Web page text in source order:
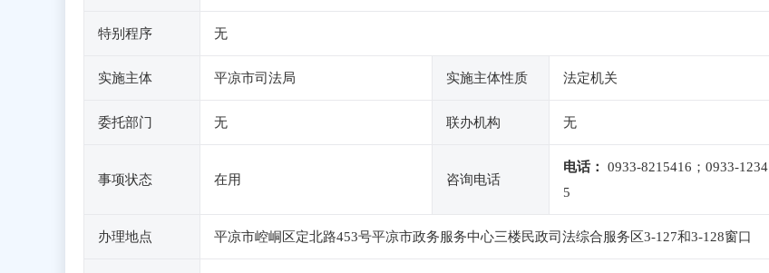
特别程序 无
实施主体 平凉市司法局 实施主体性质 法定机关
委托部门 无 联办机构 无
事项状态 在用 咨询电话
电话：
0933-8215416；0933-1234
5
办理地点 平凉市崆峒区定北路453号平凉市政务服务中心三楼民政司法综合服务区3-127和3-128窗口